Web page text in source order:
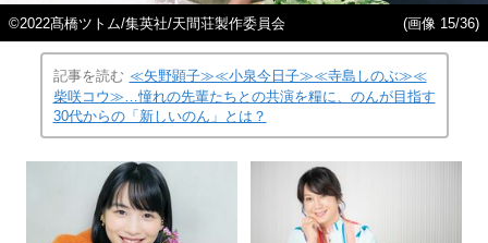
©2022髙橋ツトム/集英社/天間荘製作委員会 (画像 15/36)
記事を読む ≪矢野顕子≫≪小泉今日子≫≪寺島しのぶ≫≪
柴咲コウ≫…憧れの先輩たちとの共演を糧に、のんが目指す
30代からの「新しいのん」とは？